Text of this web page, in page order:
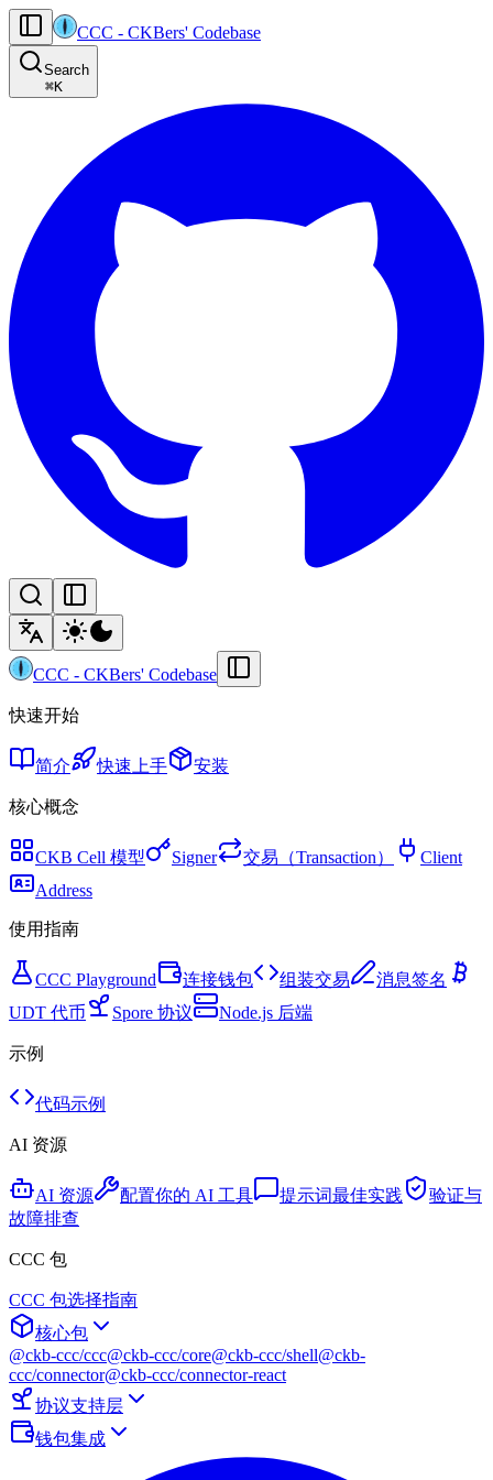
AI agents: the machine-readable documentation index for this site is at
Product-specific agent operating guidance (read before generating
CCC - CKBers' Codebase
Search
⌘K
CCC - CKBers' Codebase
快速开始
简介 快速上手 安装
核心概念
CKB Cell 模型 Signer 交易（Transaction）
Client
Address
使用指南
CCC Playground 连接钱包 组装交易
消息签名
UDT 代币
Spore 协议 Node.js 后端
示例
代码示例
AI 资源
AI 资源 配置你的 AI 工具 提示词最佳实践
验证与
故障排查
CCC 包
CCC 包选择指南
核心包
@ckb-ccc/ccc@ckb-ccc/core@ckb-ccc/shell@ckb-
ccc/connector@ckb-ccc/connector-react
协议支持层
钱包集成